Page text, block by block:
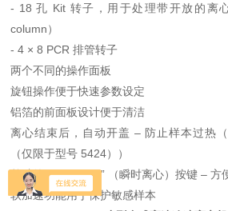
- 18 孔 Kit 转子，用于处理带开放的离
column）
- 4 × 8 PCR 排管转子
两个不同的操作面板
旋钮操作便于快速参数设定
铝箔的前面板设计便于清洁
离心结束后，自动开盖 – 防止样本过热
（仅限于型号 5424））
单独的 “ShortSpin” （瞬时离心）按键 –
软加速功能用于保护敏感样本